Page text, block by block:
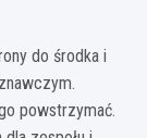
do środka i
powstrzymać.